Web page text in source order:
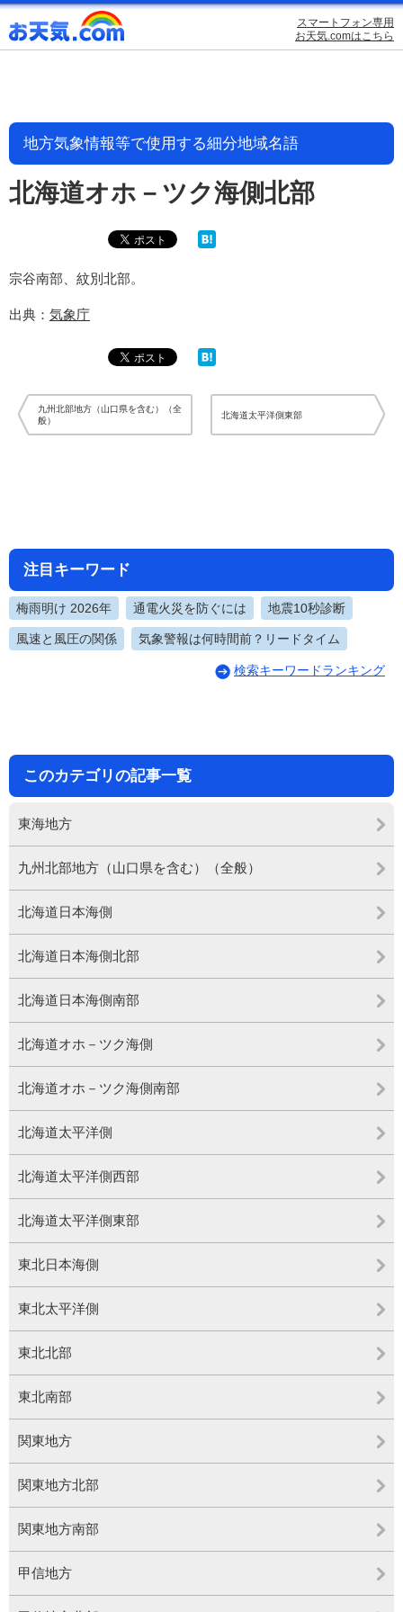
スマートフォン専用
お天気.comはこちら
地方気象情報等で使用する細分地域名語
北海道オホ－ツク海側北部
宗谷南部、紋別北部。
出典： 気象庁
九州北部地方（山口県を含む）（全
般）
北海道太平洋側東部
注目キーワード
梅雨明け 2026年 通電火災を防ぐには 地震10秒診断
風速と風圧の関係 気象警報は何時間前？リードタイム
検索キーワードランキング
このカテゴリの記事一覧
東海地方
九州北部地方（山口県を含む）（全般）
北海道日本海側
北海道日本海側北部
北海道日本海側南部
北海道オホ－ツク海側
北海道オホ－ツク海側南部
北海道太平洋側
北海道太平洋側西部
北海道太平洋側東部
東北日本海側
東北太平洋側
東北北部
東北南部
関東地方
関東地方北部
関東地方南部
甲信地方